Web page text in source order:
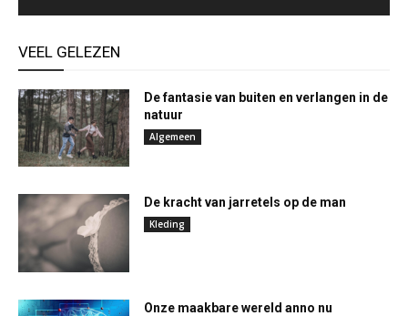
VEEL GELEZEN
De fantasie van buiten en verlangen in de
natuur
Algemeen
De kracht van jarretels op de man
Kleding
Onze maakbare wereld anno nu